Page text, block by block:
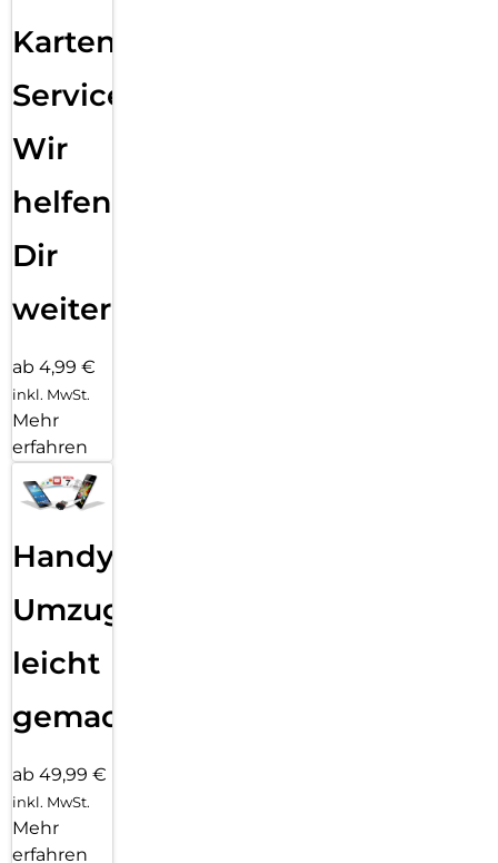
Karten
Service:
Wir
helfen
Dir
weiter
ab 4,99 €
inkl. MwSt.
Mehr
erfahren
Handy
Umzug
leicht
gemacht!
ab 49,99 €
inkl. MwSt.
Mehr
erfahren